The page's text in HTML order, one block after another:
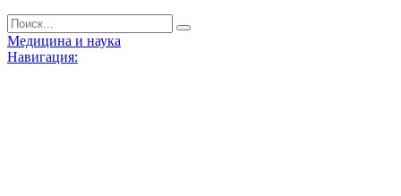
Медицина и наука
Навигация: